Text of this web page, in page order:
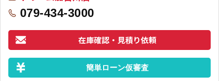
079-434-3000
在庫確認・見積り依頼
簡単ローン仮審査